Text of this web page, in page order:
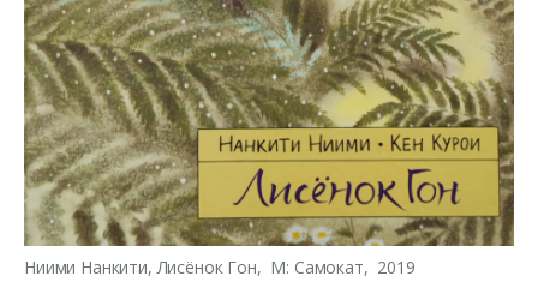
Ниими Нанкити, Лисёнок Гон, М: Самокат, 2019